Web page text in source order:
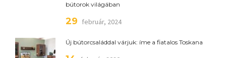
bútorok világában
29 február, 2024
Új bútorcsaláddal várjuk: íme a fiatalos Toskana